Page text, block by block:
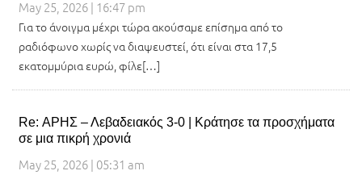
May 25, 2026 | 16:47 pm
Για το άνοιγμα μέχρι τώρα ακούσαμε επίσημα από το
ραδιόφωνο χωρίς να διαψευστεί, ότι είναι στα 17,5
εκατομμύρια ευρώ, φίλε[…]
Re: ΑΡΗΣ – Λεβαδειακός 3-0 | Κράτησε τα προσχήματα
σε μια πικρή χρονιά
May 25, 2026 | 05:31 am